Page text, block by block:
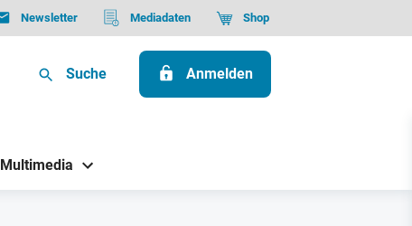
Newsletter Mediadaten Shop
Suche Anmelden
Multimedia